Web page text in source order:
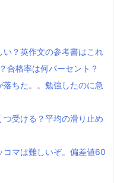
？英作文の参考書はこれ
合格率は何パーセント？
ちた。。勉強したのに急
受ける？平均の滑り止め
コマは難しいぞ。偏差値60